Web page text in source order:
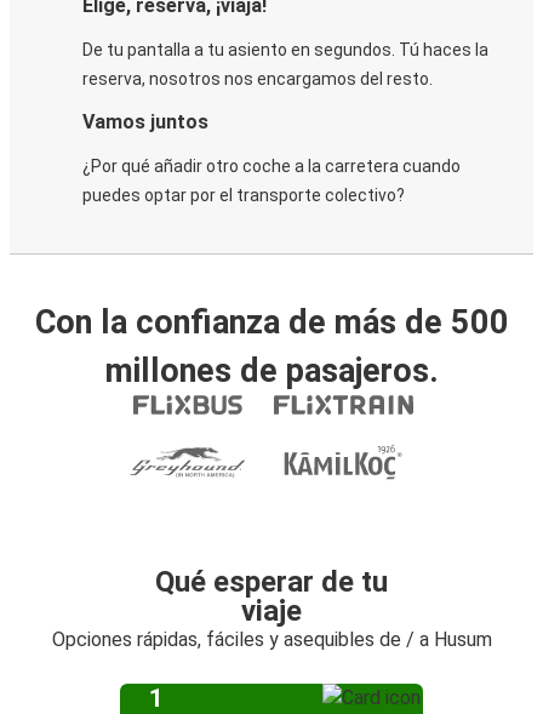
Elige, reserva, ¡viaja!
De tu pantalla a tu asiento en segundos. Tú haces la
reserva, nosotros nos encargamos del resto.
Vamos juntos
¿Por qué añadir otro coche a la carretera cuando
puedes optar por el transporte colectivo?
Con la confianza de más de 500
millones de pasajeros.
Qué esperar de tu
viaje
Opciones rápidas, fáciles y asequibles de / a Husum
1